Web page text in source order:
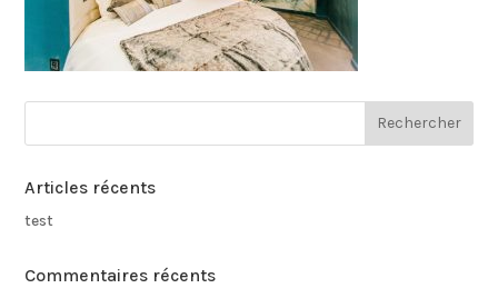
Articles récents
test
Commentaires récents